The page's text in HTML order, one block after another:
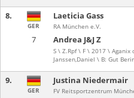
8.
7 Andrea J&J Z
S \ Z.Rpf \ F \ 2017 \ Aganix
Janssen,Daniel \ B: Gut
GER
Laeticia Gass
RA München e.V.
9.
GER
Justina Niedermair
FV Reitsportzentrum